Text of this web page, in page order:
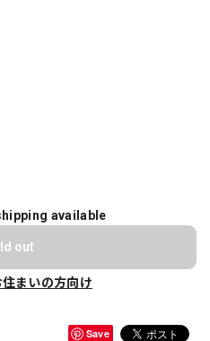
available
out
住まいの方向け
Save